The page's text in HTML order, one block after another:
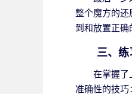
整个魔方的还
到和放置正确
三、练
在掌握了
准确性的技巧：